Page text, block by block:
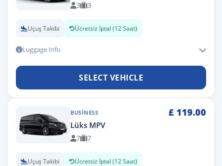
3 3
Uçuş Takibi Ücretsiz İptal (12 Saat)
Luggage Info
SELECT VEHICLE
BUSINESS £ 119.00
Lüks MPV
7 7
Uçuş Takibi Ücretsiz İptal (12 Saat)